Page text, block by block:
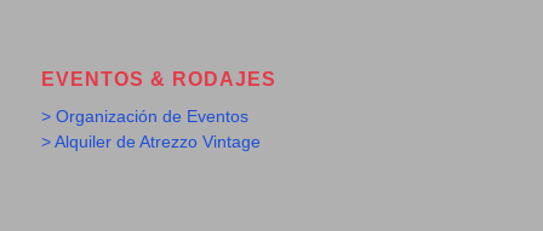
EVENTOS & RODAJES
> Organización de Eventos
> Alquiler de Atrezzo Vintage